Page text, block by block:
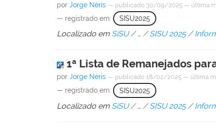
porJorge Néris — publicado 30/09/2025 — última
— registrado em: SISU2025
Localizado em SiSU /…/SISU 2025 /
1ª Lista de Remanejados
porJorge Néris — publicado 18/02/2025 — última
— registrado em: SISU2025
Localizado em SiSU /…/SISU 2025 /